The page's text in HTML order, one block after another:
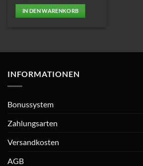
IN DEN WARENKORB
INFORMATIONEN
Bonussystem
Zahlungsarten
Versandkosten
AGB